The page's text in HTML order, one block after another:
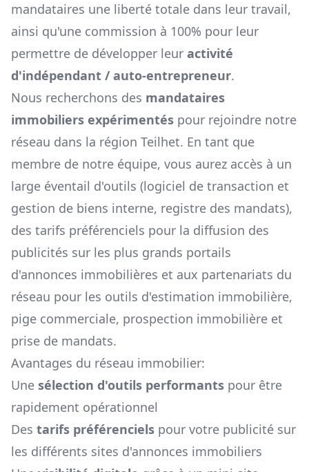
mandataires une liberté totale dans leur travail,
ainsi qu'une commission à 100% pour leur
permettre de développer leur activité
d'indépendant / auto-entrepreneur.
Nous recherchons des mandataires
immobiliers expérimentés pour rejoindre notre
réseau dans la région Teilhet. En tant que
membre de notre équipe, vous aurez accès à un
large éventail d'outils (logiciel de transaction et
gestion de biens interne, registre des mandats),
des tarifs préférenciels pour la diffusion des
publicités sur les plus grands portails
d'annonces immobilières et aux partenariats du
réseau pour les outils d'estimation immobilière,
pige commerciale, prospection immobilière et
prise de mandats.
Avantages du réseau immobilier:
Une sélection d'outils performants pour être
rapidement opérationnel
Des tarifs préférenciels pour votre publicité sur
les différents sites d'annonces immobiliers